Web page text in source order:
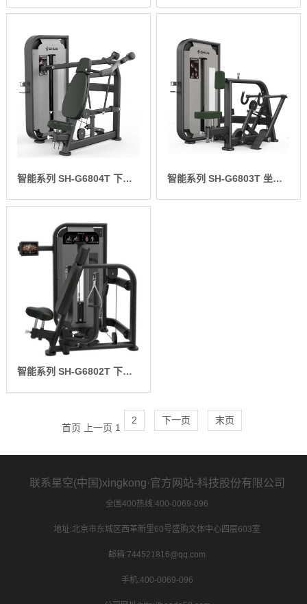
智能系列 SH-G6804T 下位蝴蝶式胸肌训练器 智能系列 SH-G6803T 坐式背肌训练器
智能系列 SH-G6802T 下位蝴蝶式胸肌训练器
首页 上一页 1
2 下一页 末页
联系星空(中国)xingkong·官方网站-科技股份有限公司
全国400热线:400-0069-096
地址:北京市东城区西革新里60号盛购文体中心四层603室
邮箱:744521816@qq.com
手机:400-0069-096